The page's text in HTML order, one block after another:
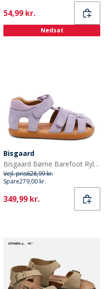
Current
54,99 kr.
Nedsat
Bisgaard
Bisgaard Børne Barefoot Ryle Sandaler Violet
Vejl. pris628,99 kr.
Spare279,00 kr.
Current
349,99 kr.